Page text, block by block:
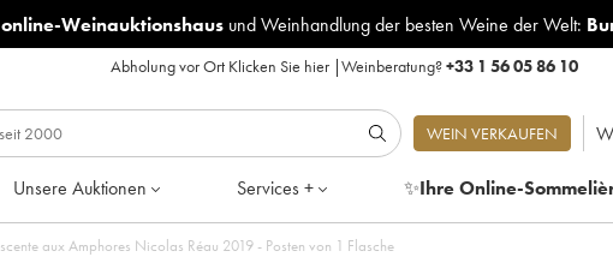
online-Weinauktionshausund Weinhandlung der besten Weine der Welt:
Abholung vor Ort Klicken Sie hier|Weinberatung?+33 1 56 05 86 10
WEIN VERKAUFEN
Unsere Auktionen Services + ✨Ihre Online-
Vin de France Clos des Treilles La descente aux Amphores Nicolas Réau 2019 - Posten von 1 Flasche